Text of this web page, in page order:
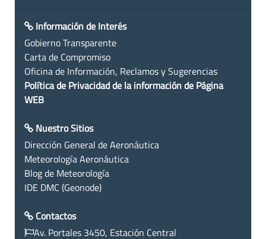
Información de Interés
Gobierno Transparente
Carta de Compromiso
Oficina de Información, Reclamos y Sugerencias
Política de Privacidad de la información de Página
WEB
Nuestro Sitios
Dirección General de Aeronáutica
Meteorología Aeronáutica
Blog de Meteorología
IDE DMC (Geonode)
Contactos
Av. Portales 3450, Estación Central